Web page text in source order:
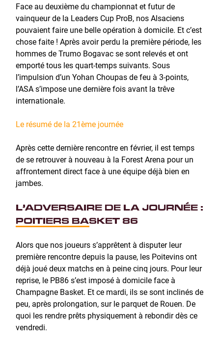
Face au deuxième du championnat et futur de
vainqueur de la Leaders Cup ProB, nos Alsaciens
pouvaient faire une belle opération à domicile. Et c’est
chose faite ! Après avoir perdu la première période, les
hommes de Trumo Bogavac se sont relevés et ont
emporté tous les quart-temps suivants. Sous
l’impulsion d’un Yohan Choupas de feu à 3-points,
l’ASA s’impose une dernière fois avant la trêve
internationale.
Le résumé de la 21ème journée
Après cette dernière rencontre en février, il est temps
de se retrouver à nouveau à la Forest Arena pour un
affrontement direct face à une équipe déjà bien en
jambes.
L’ADVERSAIRE DE LA JOURNÉE :
POITIERS BASKET 86
Alors que nos joueurs s’apprêtent à disputer leur
première rencontre depuis la pause, les Poitevins ont
déjà joué deux matchs en à peine cinq jours. Pour leur
reprise, le PB86 s’est imposé à domicile face à
Champagne Basket. Et ce mardi, ils se sont inclinés de
peu, après prolongation, sur le parquet de Rouen. De
quoi les rendre prêts physiquement à rebondir dès ce
vendredi.